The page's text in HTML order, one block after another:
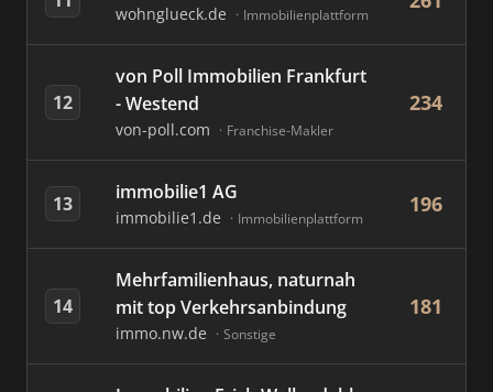
wohnglueck.de Immobilienplattform
12
von Poll Immobilien Frankfurt
- Westend
von-poll.com Franchise-Makler
234
13 immobilie1 AG
immobilie1.de Immobilienplattform
196
14
Mehrfamilienhaus, naturnah
mit top Verkehrsanbindung
immo.nw.de Sonstige
181